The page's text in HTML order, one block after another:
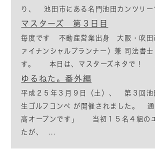
り、 池田市にある名門池田カンツリー
マスターズ 第３日目
毎度です 不動産営業出身 大阪・吹
ァイナンシャルプランナー）兼 司法書
す。 本日は、マスターズネタで！
ゆるねた。番外編
平成２５年３月９日（土）、 第３回池
生ゴルフコンペ が開催されました。
高オープンです」 当初１５名４組の
たが、 ...